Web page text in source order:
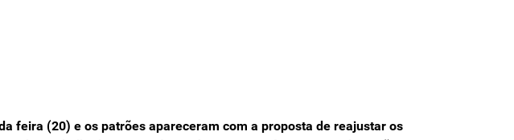
feira (20) e os patrões apareceram com a proposta de reajustar os